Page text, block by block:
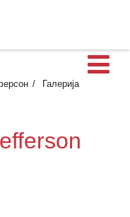
Галерија